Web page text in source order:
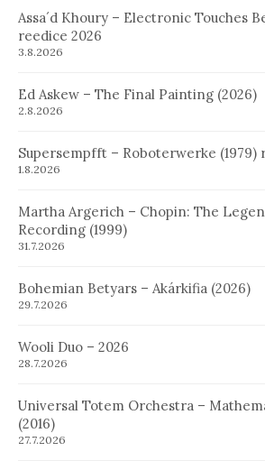
Assa´d Khoury – Electronic Touches
reedice 2026
3.8.2026
Ed Askew – The Final Painting (2026)
2.8.2026
Supersempfft – Roboterwerke (1979)
1.8.2026
Martha Argerich – Chopin: The
Recording (1999)
31.7.2026
Bohemian Betyars – Akárkifia (2026)
29.7.2026
Wooli Duo – 2026
28.7.2026
Universal Totem Orchestra –
(2016)
27.7.2026